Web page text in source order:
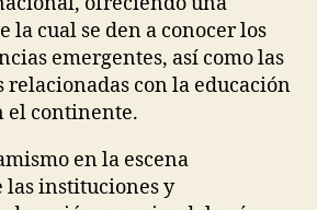
la cual se den a conocer los
emergentes, así como las
relacionadas con la educación
el continente.
en la escena
instituciones y